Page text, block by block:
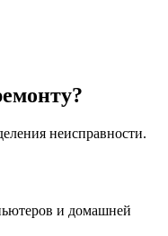
неисправности.
и домашней